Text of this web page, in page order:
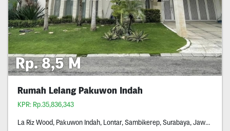
Rp. 8,5 M
Rumah Lelang Pakuwon Indah
KPR: Rp.35,836,343
La Riz Wood, Pakuwon Indah, Lontar, Sambikerep, Surabaya, Jawa Timur *****